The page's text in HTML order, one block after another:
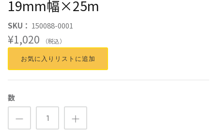
19mm幅×25m
SKU： 150088-0001
¥1,020 （税込）
お気に入りリストに追加
数